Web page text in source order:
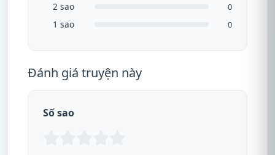
2 sao 0
1 sao 0
Đánh giá truyện này
Số sao